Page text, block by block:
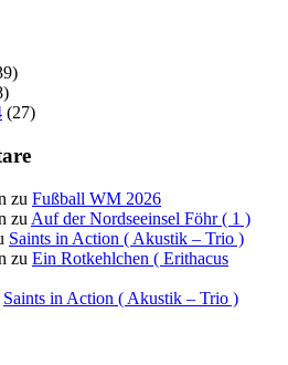
(27)
zu Fußball WM 2026
zu Auf der Nordseeinsel Föhr ( 1 )
Saints in Action ( Akustik – Trio )
zu Ein Rotkehlchen ( Erithacus
Saints in Action ( Akustik – Trio )